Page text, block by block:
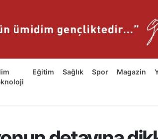
Eğitim Sağlık Spor Magazin